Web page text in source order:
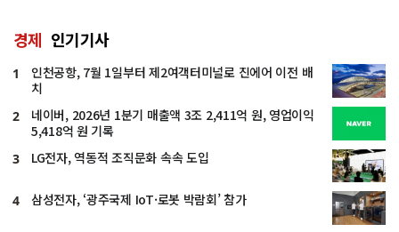
경제 인기기사
1
인천공항, 7월 1일부터 제2여객터미널로 진에어 이전 배
치
2
네이버, 2026년 1분기 매출액 3조 2,411억 원, 영업이익
5,418억 원 기록
3 LG전자, 역동적 조직문화 속속 도입
4 삼성전자, ‘광주국제 IoT·로봇 박람회’ 참가